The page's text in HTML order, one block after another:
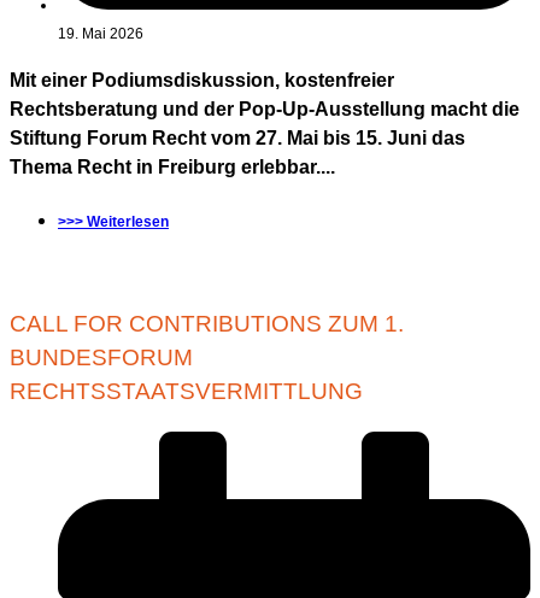
19. Mai 2026
Mit einer Podiumsdiskussion, kostenfreier
Rechtsberatung und der Pop-Up-Ausstellung macht die
Stiftung Forum Recht vom 27. Mai bis 15. Juni das
Thema Recht in Freiburg erlebbar....
>>> Weiterlesen
CALL FOR CONTRIBUTIONS ZUM 1.
BUNDESFORUM
RECHTSSTAATSVERMITTLUNG